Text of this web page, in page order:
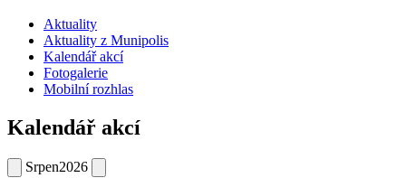
Aktuality
Aktuality z Munipolis
Kalendář akcí
Fotogalerie
Mobilní rozhlas
Kalendář akcí
Srpen2026